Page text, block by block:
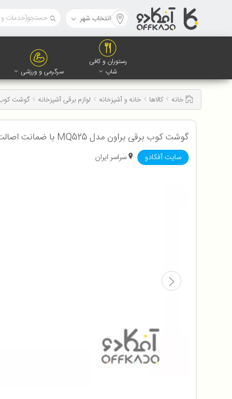
انتخاب شهر
رستوران و کافی
شاپ
سرگرمی و ورزشی
خانه کالاها خانه و آشپزخانه لوازم برقی آشپزخانه گوشت
گوشت کوب برقی براون مدل MQ525 با ضمانت اصالت و سلامت کالا به همراه 18 ماه گارانتی
سایت آفکادو سراسر ایران